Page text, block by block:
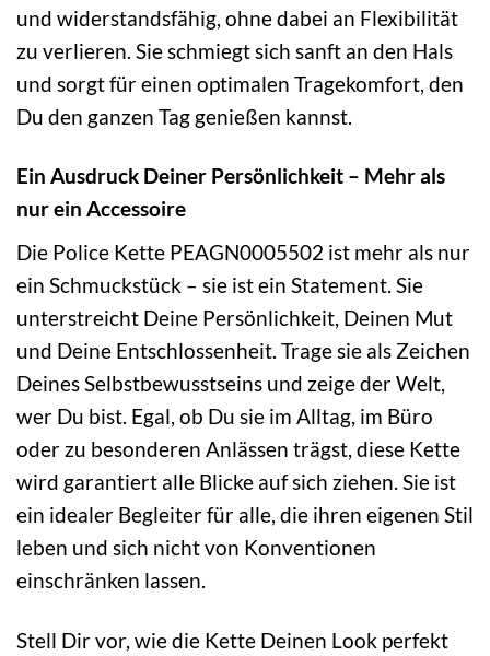
und widerstandsfähig, ohne dabei an Flexibilität
zu verlieren. Sie schmiegt sich sanft an den Hals
und sorgt für einen optimalen Tragekomfort, den
Du den ganzen Tag genießen kannst.
Ein Ausdruck Deiner Persönlichkeit – Mehr als
nur ein Accessoire
Die Police Kette PEAGN0005502 ist mehr als nur
ein Schmuckstück – sie ist ein Statement. Sie
unterstreicht Deine Persönlichkeit, Deinen Mut
und Deine Entschlossenheit. Trage sie als Zeichen
Deines Selbstbewusstseins und zeige der Welt,
wer Du bist. Egal, ob Du sie im Alltag, im Büro
oder zu besonderen Anlässen trägst, diese Kette
wird garantiert alle Blicke auf sich ziehen. Sie ist
ein idealer Begleiter für alle, die ihren eigenen Stil
leben und sich nicht von Konventionen
einschränken lassen.
Stell Dir vor, wie die Kette Deinen Look perfekt